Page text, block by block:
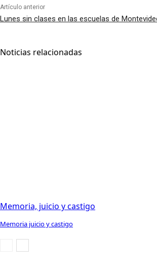
Artículo anterior
Lunes sin clases en las escuelas de
Noticias relacionadas
Memoria, juicio y castigo
Memoria juicio y castigo